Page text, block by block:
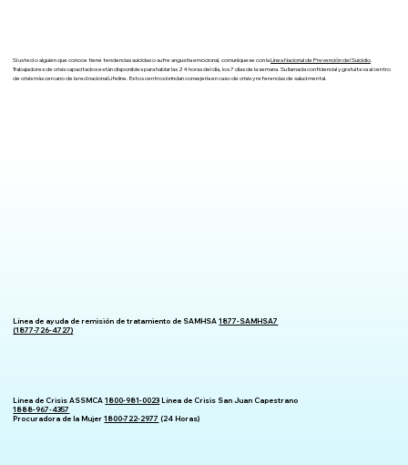
Si usted o alguien que conoce tiene tendencias suicidas o sufre angustia emocional, comuníquese con laLínea Nacional de Prevención del Suicidio.
Trabajadores de crisis capacitados están disponibles para hablar las 24 horas del día, los 7 días de la semana. Su llamada confidencial y gratuita va al centro
de crisis más cercano de la red nacional Lifeline. Estos centros brindan consejería en caso de crisis y referencias de salud mental.
Línea de ayuda de remisión de tratamiento de SAMHSA1877-SAMHSA7
(1877-726-4727)
Línea de Crisis ASSMCA1800-981-0023 Línea de Crisis San Juan Capestrano
1888-967-4357
Procuradora de la Mujer1800-722-2977 (24 Horas)